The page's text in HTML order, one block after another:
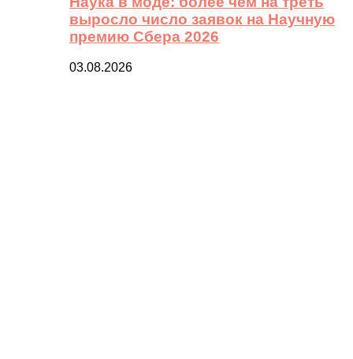
выросло число заявок на Научную
премию Сбера 2026
03.08.2026